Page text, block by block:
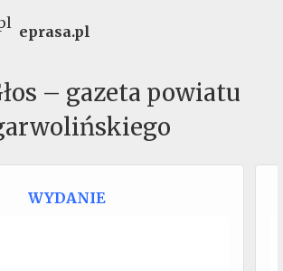
eprasa.pl
– gazeta powiatu
WYDANIE